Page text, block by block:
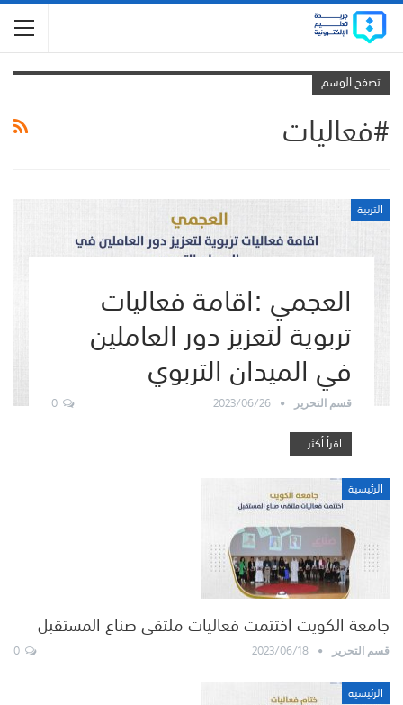
تصفح الوسم
#فعاليات
التربية
العجمي :اقامة فعاليات
تربوية لتعزيز دور العاملين
في الميدان التربوي
قسم التحرير 2023/06/26
0
اقرأ أكثر...
الرئيسية
جامعة الكويت اختتمت فعاليات ملتقى صناع المستقبل
قسم التحرير 2023/06/18
الرئيسية